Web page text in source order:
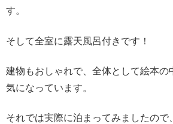
す。
そして全室に露天風呂付きです！
建物もおしゃれで、全体として絵本の
気になっています。
それでは実際に泊まってみましたので